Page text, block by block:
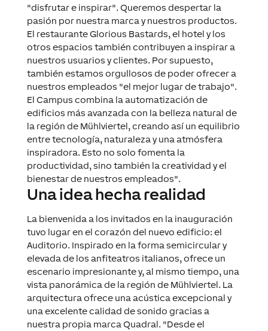
"disfrutar e inspirar". Queremos despertar la
pasión por nuestra marca y nuestros productos.
El restaurante Glorious Bastards, el hotel y los
otros espacios también contribuyen a inspirar a
nuestros usuarios y clientes. Por supuesto,
también estamos orgullosos de poder ofrecer a
nuestros empleados "el mejor lugar de trabajo".
El Campus combina la automatización de
edificios más avanzada con la belleza natural de
la región de Mühlviertel, creando así un equilibrio
entre tecnología, naturaleza y una atmósfera
inspiradora. Esto no solo fomenta la
productividad, sino también la creatividad y el
bienestar de nuestros empleados".
Una idea hecha realidad
La bienvenida a los invitados en la inauguración
tuvo lugar en el corazón del nuevo edificio: el
Auditorio. Inspirado en la forma semicircular y
elevada de los anfiteatros italianos, ofrece un
escenario impresionante y, al mismo tiempo, una
vista panorámica de la región de Mühlviertel. La
arquitectura ofrece una acústica excepcional y
una excelente calidad de sonido gracias a
nuestra propia marca Quadral. "Desde el